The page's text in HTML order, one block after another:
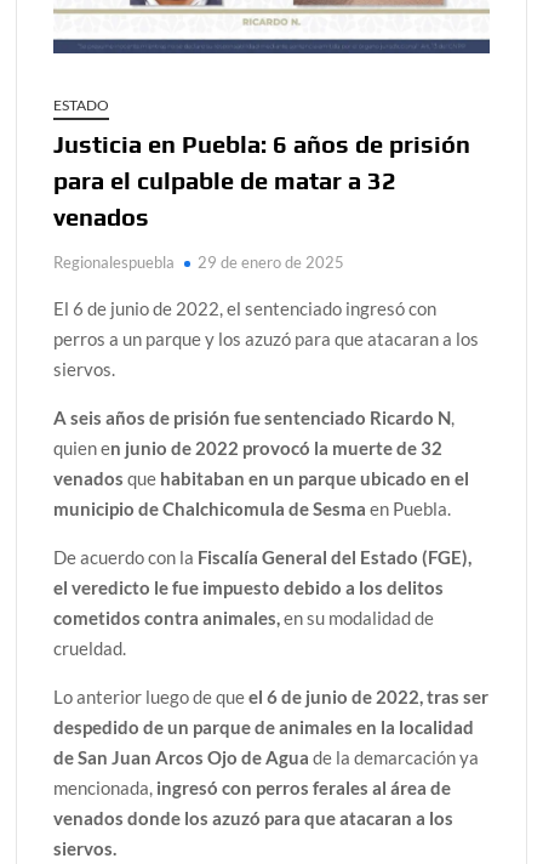
ESTADO
Justicia en Puebla: 6 años de prisión
para el culpable de matar a 32
venados
Regionalespuebla 29 de enero de 2025
El 6 de junio de 2022, el sentenciado ingresó con
perros a un parque y los azuzó para que atacaran a los
siervos.
A seis años de prisión fue sentenciado Ricardo N
quien en junio de 2022 provocó la muerte de 32
venadosque habitaban en un parque ubicado en el
municipio de Chalchicomula de Sesmaen Puebla.
De acuerdo con la Fiscalía General del Estado (FGE),
el veredicto le fue impuesto debido a los delitos
cometidos contra animales, en su modalidad de
crueldad.
Lo anterior luego de queel 6 de junio de 2022, tras ser
despedido de un parque de animales en la localidad
de San Juan Arcos Ojo de Agua de la demarcación ya
mencionada, ingresó con perros ferales al área de
venados donde los azuzó para que atacaran a los
siervos.